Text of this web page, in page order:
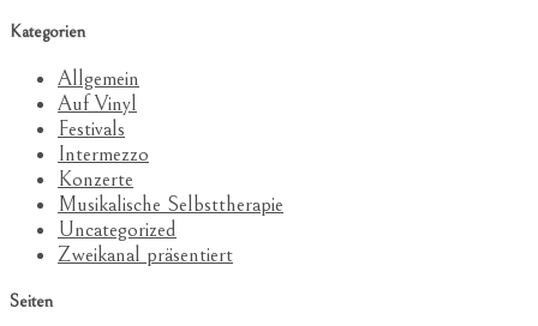
Kategorien
Allgemein
Auf Vinyl
Festivals
Intermezzo
Konzerte
Musikalische Selbsttherapie
Uncategorized
Zweikanal präsentiert
Seiten